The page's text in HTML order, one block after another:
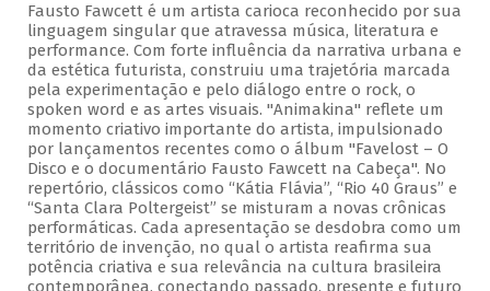
Fausto Fawcett é um artista carioca reconhecido por sua
linguagem singular que atravessa música, literatura e
performance. Com forte influência da narrativa urbana e
da estética futurista, construiu uma trajetória marcada
pela experimentação e pelo diálogo entre o rock, o
spoken word e as artes visuais. "Animakina" reflete um
momento criativo importante do artista, impulsionado
por lançamentos recentes como o álbum "Favelost – O
Disco e o documentário Fausto Fawcett na Cabeça". No
repertório, clássicos como “Kátia Flávia”, “Rio 40 Graus” e
“Santa Clara Poltergeist” se misturam a novas crônicas
performáticas. Cada apresentação se desdobra como um
território de invenção, no qual o artista reafirma sua
potência criativa e sua relevância na cultura brasileira